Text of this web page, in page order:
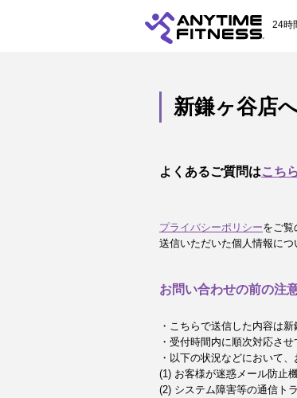
24時
新鎌ヶ谷店
よくあるご質問はこちら
プライバシーポリシーをご覧
送信いただいた個人情報に
お問い合わせの前の注
・こちらで送信した内容は
・受付時間内に順次対応さ
・以下の状況などにおいて
(1) お客様が迷惑メール防止
(2) システム障害等の通信ト